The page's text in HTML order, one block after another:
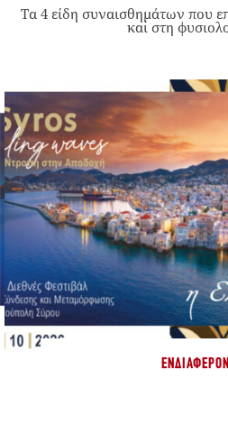
Τα 4 είδη συναισθημάτων που
και στη